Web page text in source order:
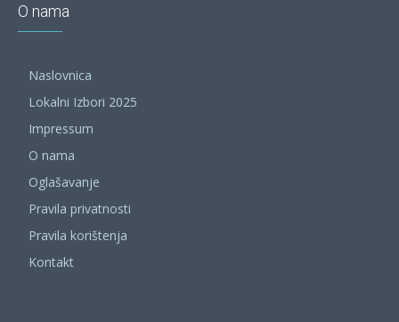
O nama
Naslovnica
Lokalni Izbori 2025
Impressum
O nama
Oglašavanje
Pravila privatnosti
Pravila korištenja
Kontakt